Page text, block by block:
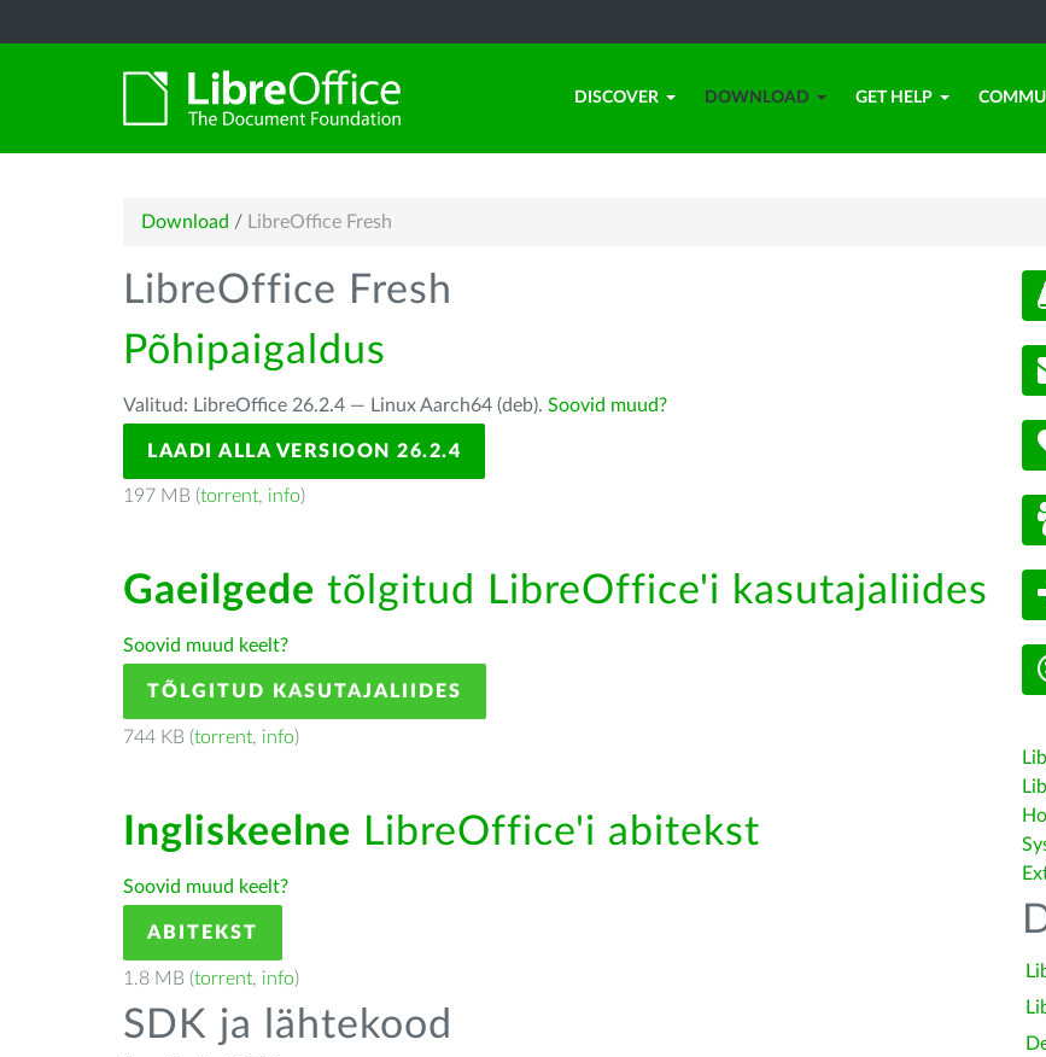
DISCOVER DOWNLOAD GET HELP
Download / LibreOffice Fresh
LibreOffice Fresh
Põhipaigaldus
Valitud: LibreOffice 26.2.4 — Linux Aarch64 (deb). Soovid muud?
LAADI ALLA VERSIOON 26.2.4
197 MB (torrent, info)
Gaeilgede tõlgitud LibreOffice'i kasutajaliides
Soovid muud keelt?
TÕLGITUD KASUTAJALIIDES
744 KB (torrent, info)
Ingliskeelne LibreOffice'i abitekst
Soovid muud keelt?
ABITEKST
1.8 MB (torrent, info)
SDK ja lähtekood